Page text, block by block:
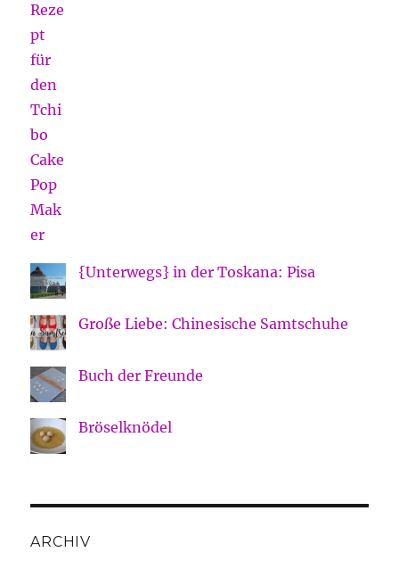
{Unterwegs} in der Toskana: Pisa
Große Liebe: Chinesische Samtschuhe
Buch der Freunde
Bröselknödel
ARCHIV